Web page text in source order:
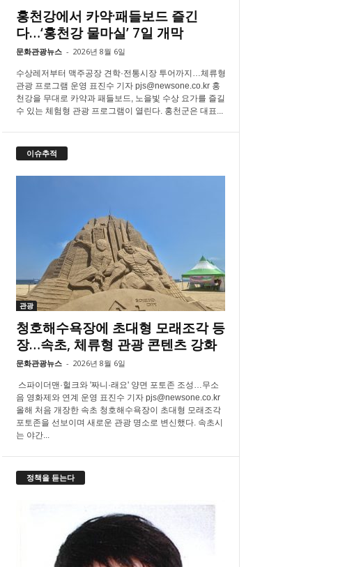
홍천강에서 카약·패들보드 즐긴
다…‘홍천강 물마실’ 7일 개막
문화관광뉴스 - 2026년 8월 6일
수상레저부터 맥주공장 견학·전통시장 투어까지…체류형
관광 프로그램 운영 표진수 기자 pjs@newsone.co.kr 홍
천강을 무대로 카약과 패들보드, 노을빛 수상 요가를 즐길
수 있는 체험형 관광 프로그램이 열린다. 홍천군은 대표...
이슈추적
관광
청호해수욕장에 초대형 모래조각 등
장…속초, 체류형 관광 콘텐츠 강화
문화관광뉴스 - 2026년 8월 6일
스파이더맨·헐크와 '짜니·래요' 양면 포토존 조성…무소
음 영화제와 연계 운영 표진수 기자 pjs@newsone.co.kr
올해 처음 개장한 속초 청호해수욕장이 초대형 모래조각
포토존을 선보이며 새로운 관광 명소로 변신했다. 속초시
는 야간...
정책을 듣는다